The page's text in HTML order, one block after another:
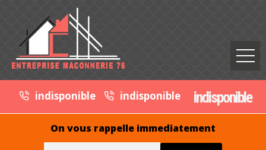
indisponible indisponible indisponible
On vous rappelle immediatement